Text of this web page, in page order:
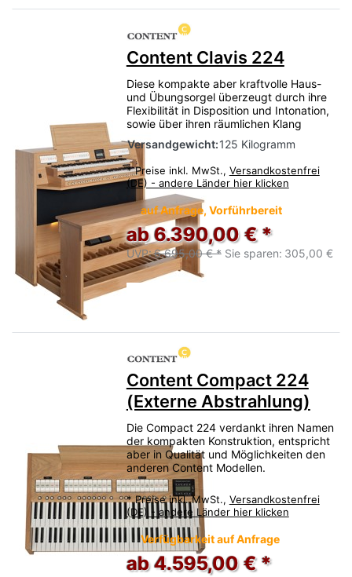
Content Clavis 224
Diese kompakte aber kraftvolle Haus-
und Übungsorgel überzeugt durch ihre
Flexibilität in Disposition und Intonation,
sowie über ihren räumlichen Klang
Versandgewicht:125 Kilogramm
* Preise inkl. MwSt., Versandkostenfrei
(DE) - andere Länder hier klicken
auf Anfrage, Vorführbereit
ab 6.390,00 € *
UVP:6.695,00 € * Sie sparen: 305,00 €
Content Compact 224
(Externe Abstrahlung)
Die Compact 224 verdankt ihren Namen
der kompakten Konstruktion, entspricht
aber in Qualität und Möglichkeiten den
anderen Content Modellen.
* Preise inkl. MwSt., Versandkostenfrei
(DE) - andere Länder hier klicken
Verfügbarkeit auf Anfrage
ab 4.595,00 € *